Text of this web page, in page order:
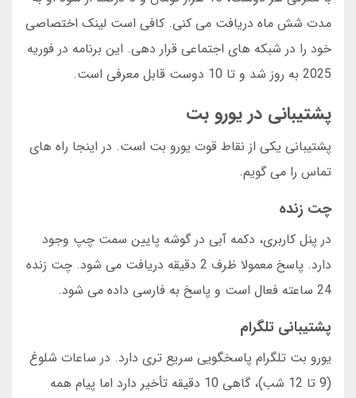
مدت شش ماه دریافت می کنی. کافی است لینک اختصاصی
خود را در شبکه های اجتماعی قرار دهی. این برنامه در فوریه
2025 به روز شد و تا 10 دوست قابل معرفی است.
پشتیبانی در یورو بت
پشتیبانی یکی از نقاط قوت یورو بت است. در اینجا راه های
تماس را می گویم.
چت زنده
در پنل کاربری، دکمه آبی در گوشه پایین سمت چپ وجود
دارد. پاسخ معمولا ظرف 2 دقیقه دریافت می شود. چت زنده
24 ساعته فعال است و پاسخ به فارسی داده می شود.
پشتیبانی تلگرام
یورو بت تلگرام پاسخگویی سریع تری دارد. در ساعات شلوغ
(9 تا 12 شب)، گاهی 10 دقیقه تأخیر دارد اما پیام همه